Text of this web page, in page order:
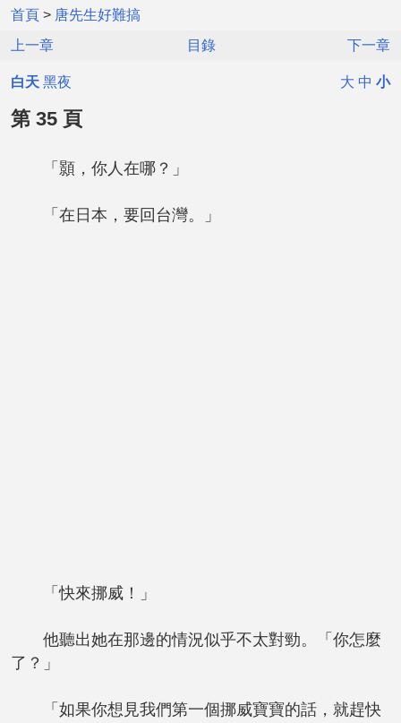
首頁 > 唐先生好難搞
上一章
目錄 下一章
白天 黑夜 大 中 小
第 35 頁
「顥，你人在哪？」
「在日本，要回台灣。」
「快來挪威！」
他聽出她在那邊的情況似乎不太對勁。「你怎麼
了？」
「如果你想見我們第一個挪威寶寶的話，就趕快